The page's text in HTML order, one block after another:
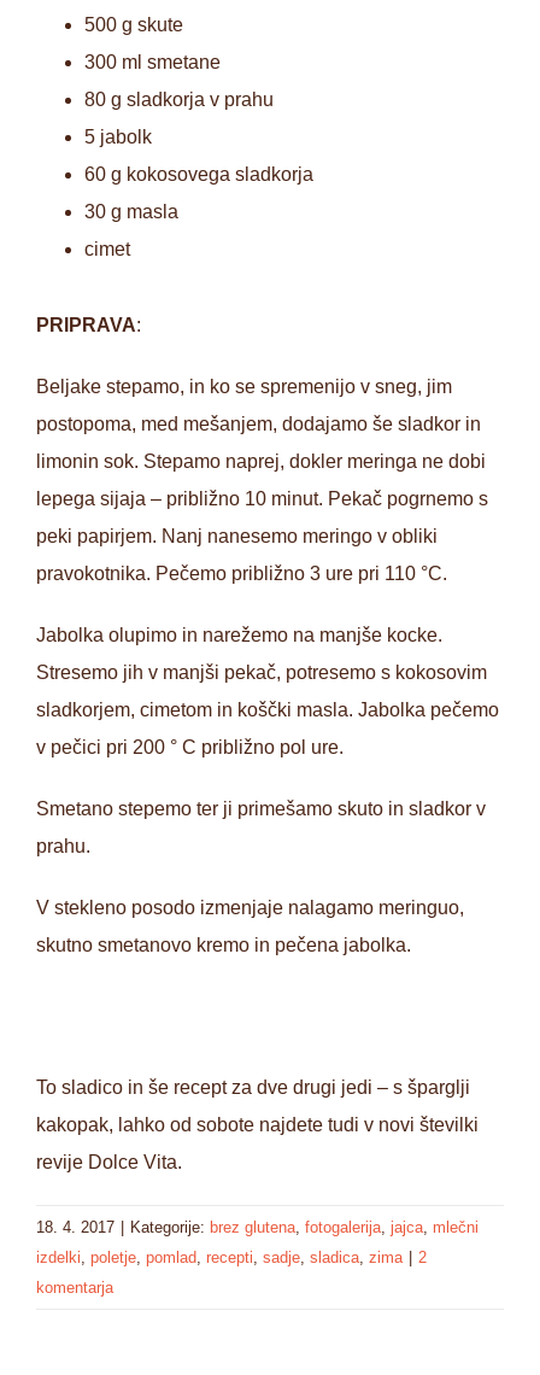
500 g skute
300 ml smetane
80 g sladkorja v prahu
5 jabolk
60 g kokosovega sladkorja
30 g masla
cimet
PRIPRAVA:
Beljake stepamo, in ko se spremenijo v sneg, jim
postopoma, med mešanjem, dodajamo še sladkor in
limonin sok. Stepamo naprej, dokler meringa ne dobi
lepega sijaja – približno 10 minut. Pekač pogrnemo s
peki papirjem. Nanj nanesemo meringo v obliki
pravokotnika. Pečemo približno 3 ure pri 110 °C.
Jabolka olupimo in narežemo na manjše kocke.
Stresemo jih v manjši pekač, potresemo s kokosovim
sladkorjem, cimetom in koščki masla. Jabolka pečemo
v pečici pri 200 ° C približno pol ure.
Smetano stepemo ter ji primešamo skuto in sladkor v
prahu.
V stekleno posodo izmenjaje nalagamo meringuo,
skutno smetanovo kremo in pečena jabolka.
To sladico in še recept za dve drugi jedi – s šparglji
kakopak, lahko od sobote najdete tudi v novi številki
revije Dolce Vita.
18. 4. 2017 Kategorije: brez glutena, fotogalerija, jajca, mlečni
izdelki, poletje, pomlad, recepti, sadje, sladica, zima
2
komentarja